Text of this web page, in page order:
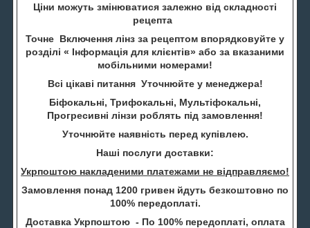
Ціни можуть змінюватися залежно від складності
рецепта
Точне Включення лінз за рецептом впорядковуйте у
розділі « Інформація для клієнтів» або за вказаними
мобільними номерами!
Всі цікаві питання Уточнюйте у менеджера!
Біфокальні, Трифокальні, Мультіфокальні,
Прогресивні лінзи роблять під замовлення!
Уточнюйте наявність перед купівлею.
Наші послуги доставки:
Укрпоштою накладеними платежами не відправляємо!
Замовлення понад 1200 гривен йдуть безкоштовно по
100% передоплаті.
Доставка Укрпоштою - По 100% передоплаті, оплата